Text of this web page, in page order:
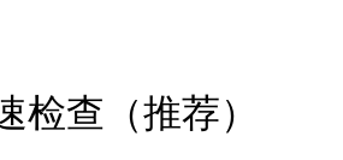
查（推荐）